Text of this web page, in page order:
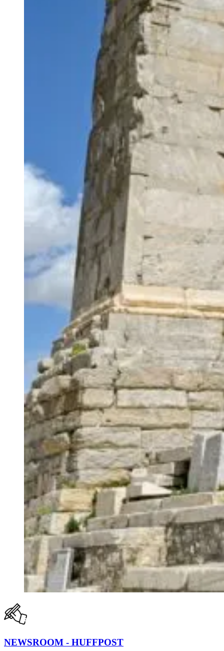
NEWSROOM - HUFFPOST